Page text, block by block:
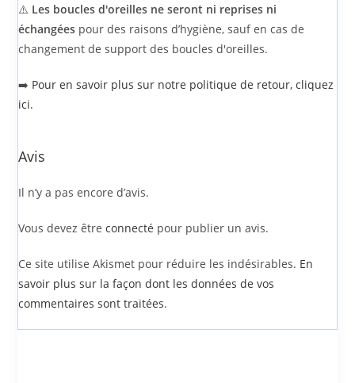
⚠️ Les boucles d'oreilles ne seront ni reprises ni
échangées pour des raisons d’hygiène, sauf en cas de
changement de support des boucles d'oreilles.
➡️ Pour en savoir plus sur notre politique de retour, cliquez
ici.
Avis
Il n’y a pas encore d’avis.
Vous devez êtreconnecté pour publier un avis.
Ce site utilise Akismet pour réduire les indésirables. En
savoir plus sur la façon dont les données de vos
commentaires sont traitées.